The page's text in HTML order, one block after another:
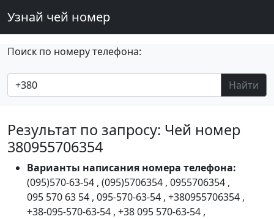
Узнай чей номер
Поиск по номеру телефона:
Найти
Результат по запросу: Чей номер
380955706354
Варианты написания номера телефона:
(095)570-63-54 , (095)5706354 , 0955706354 ,
095 570 63 54 , 095-570-63-54 , +380955706354 ,
+38-095-570-63-54 , +38 095 570-63-54 ,